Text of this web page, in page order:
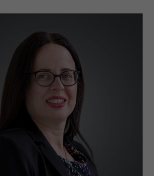
persönlich identifizierbaren
nur platziert, um Daten an das
Unternehmen zurückzusenden.